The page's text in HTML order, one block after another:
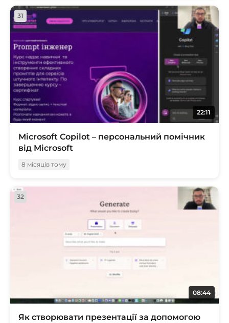
31
22:11
Microsoft Copilot – персональний помічник
від Microsoft
8 місяців тому
32
08:44
Як створювати презентації за допомогою